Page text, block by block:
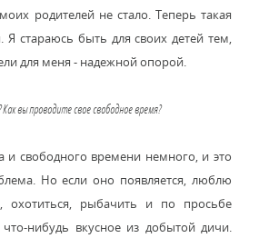
родителей не стало. Теперь такая
стараюсь быть для своих детей тем,
для меня - надежной опорой.
Как вы проводите свое свободное время?
и свободного времени немного, и это
Но если оно появляется, люблю
охотиться, рыбачить и по просьбе
что-нибудь вкусное из добытой дичи.